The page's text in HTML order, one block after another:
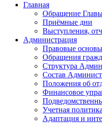
Главная
Обращение
Приёмные дни
Выступления,
Администрация
Правовые основы
Обращения
Структура
Состав
Положения об
Финансовое
Учетная
Адаптация и